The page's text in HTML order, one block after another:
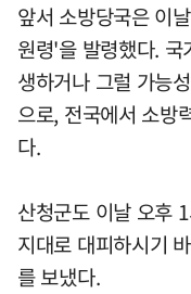
앞서 소방당국은 이
원령'을 발령했다.
생하거나 그럴 가능
으로, 전국에서 소방
다.
산청군도 이날 오후
지대로 대피하시기
를 보냈다.